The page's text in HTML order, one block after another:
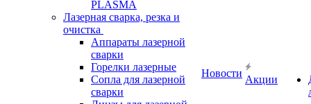
PLASMA
Лазерная сварка, резка и
очистка
Аппараты лазерной
сварки
Горелки лазерные
Сопла для лазерной
сварки
Новости
Акции